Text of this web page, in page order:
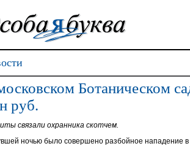
Ботаническом
руб.
связали охранника скотчем.
ночью было совершено разбойное нападение в